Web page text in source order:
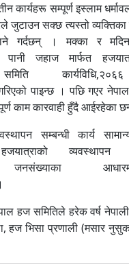
सम्पूर्ण इस्लाम
सक्छ त्यस्तो व्यक्तिका
गर्दछन् । मक्का र
जहाज मार्फत
पाइन्छ । पछि गएर
काम कारवाही हुँदै आईरहेका
सम्बन्धी कार्य
हज समितिले हरेक वर्ष
हज भिसा प्रणाली (मसार